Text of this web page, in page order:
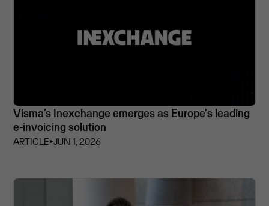
Visma’s Inexchange emerges as Europe's leading
e-invoicing solution
ARTICLE⏵JUN 1, 2026